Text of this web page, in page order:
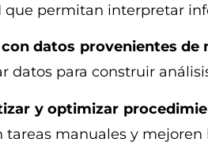
que permitan interpretar
datos provenientes de
datos para construir
y optimizar
tareas manuales y